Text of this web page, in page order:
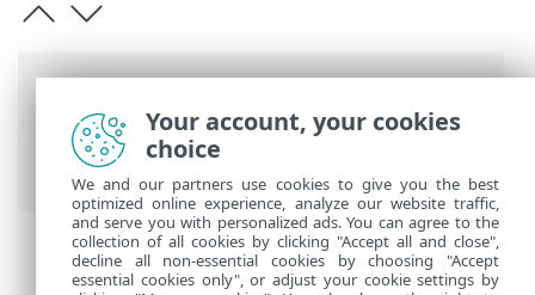
ESET-ova online pomoć > ESET Endpoint
Security> Započni > Blokirani hashevi
Your account, your cookies
choice
We and our partners use cookies to give you the best
optimized online experience, analyze our website traffic,
and serve you with personalized ads. You can agree to the
collection of all cookies by clicking "Accept all and close",
decline all non-essential cookies by choosing "Accept
essential cookies only", or adjust your cookie settings by